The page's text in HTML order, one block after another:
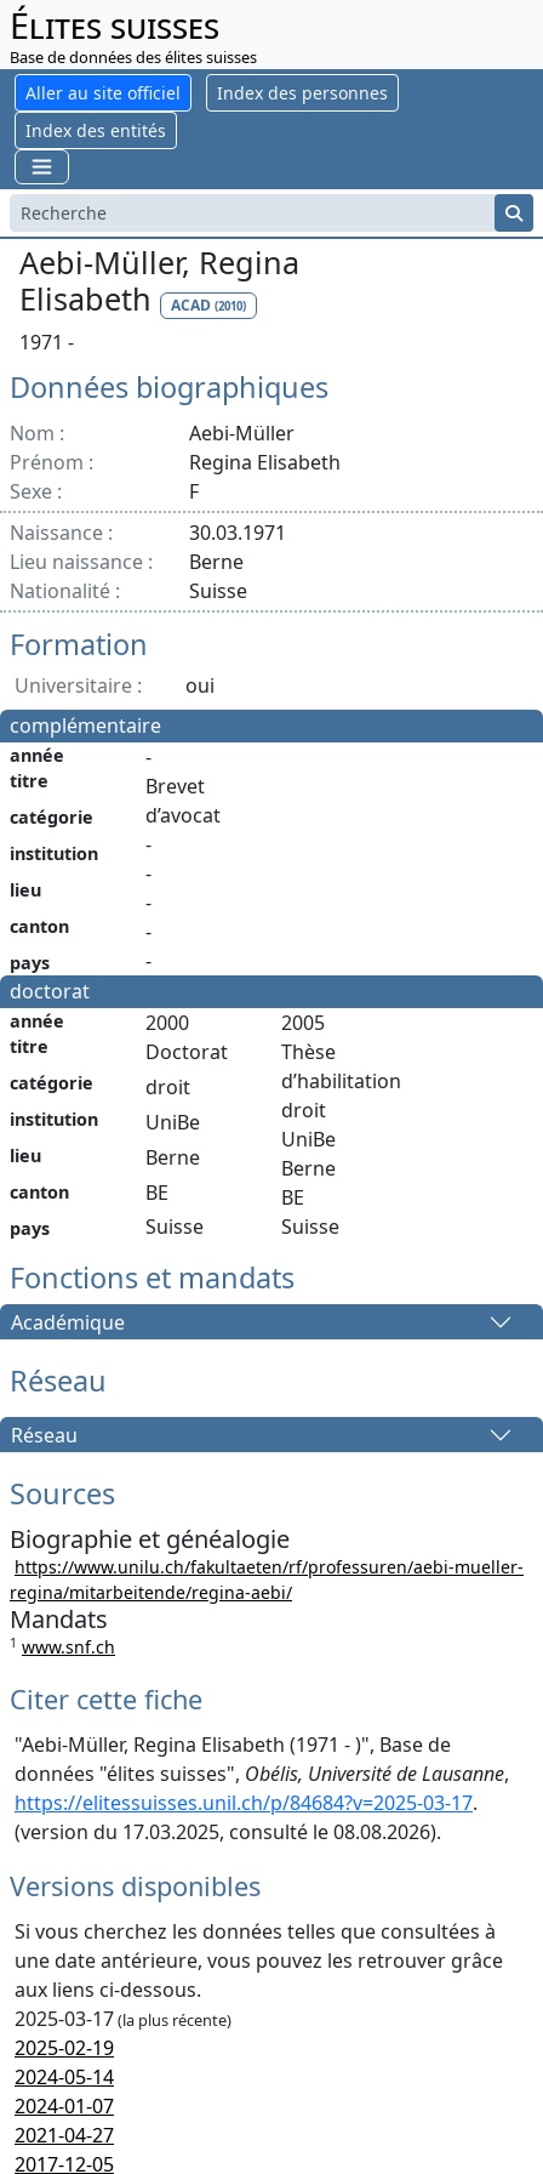
Élites suisses
Base de données des élites suisses
Aller au site officiel
Index des personnes
Index des entités
Aebi-Müller, Regina
Elisabeth
ACAD (2010)
1971 -
Données biographiques
Nom :
Aebi-Müller
Prénom :
Regina Elisabeth
Sexe :
F
Naissance :
30.03.1971
Lieu naissance :
Berne
Nationalité :
Suisse
Formation
Universitaire :
oui
complémentaire
année
titre
catégorie
institution
lieu
canton
pays
-
Brevet
d’avocat
-
-
-
-
-
doctorat
année
titre
catégorie
institution
lieu
canton
pays
2000
Doctorat
droit
UniBe
Berne
BE
Suisse
2005
Thèse
d’habilitation
droit
UniBe
Berne
BE
Suisse
Fonctions et mandats
Académique
Réseau
Réseau
Sources
Biographie et généalogie
https://www.unilu.ch/fakultaeten/rf/professuren/aebi-mueller-
regina/mitarbeitende/regina-aebi/
Mandats
1 www.snf.ch
Citer cette fiche
"Aebi-Müller, Regina Elisabeth (1971 - )", Base de
données "élites suisses", Obélis, Université de Lausanne,
https://elitessuisses.unil.ch/p/84684?v=2025-03-17.
(version du 17.03.2025, consulté le 08.08.2026).
Versions disponibles
Si vous cherchez les données telles que consultées à
une date antérieure, vous pouvez les retrouver grâce
aux liens ci-dessous.
2025-03-17(la plus récente)
2025-02-19
2024-05-14
2024-01-07
2021-04-27
2017-12-05